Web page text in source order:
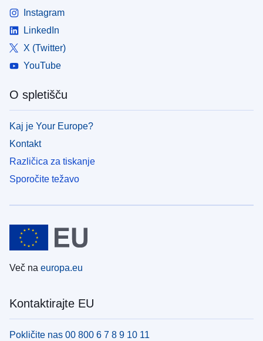
Instagram
LinkedIn
X (Twitter)
YouTube
O spletišču
Kaj je Your Europe?
Kontakt
Različica za tiskanje
Sporočite težavo
Več na europa.eu
Kontaktirajte EU
Pokličite nas 00 800 6 7 8 9 10 11